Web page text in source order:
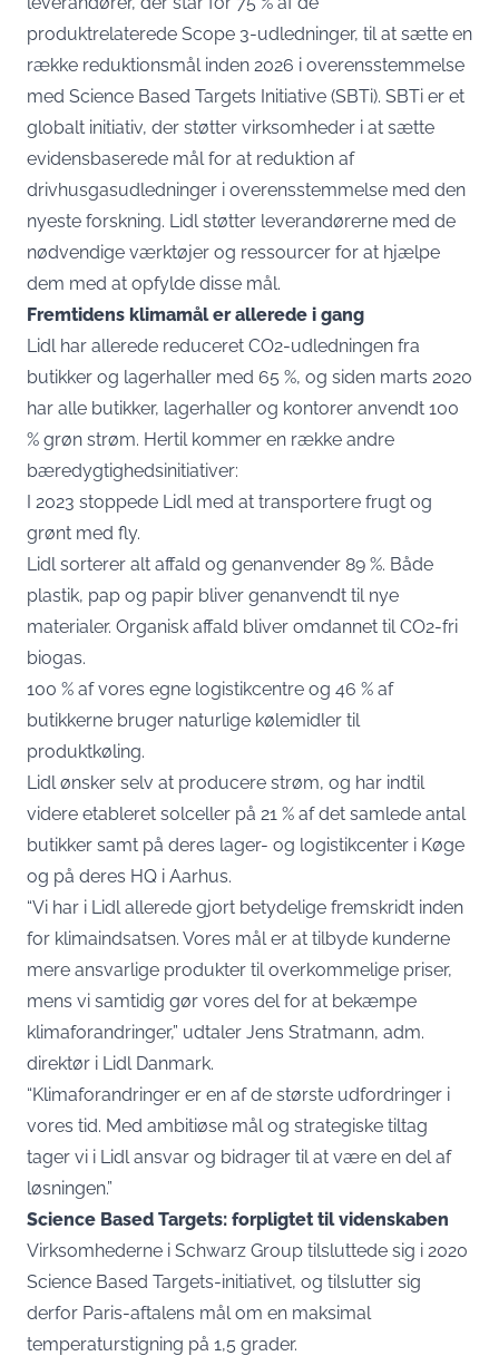
produktrelaterede Scope 3-udledninger, til at sætte en
række reduktionsmål inden 2026 i overensstemmelse
med Science Based Targets Initiative (SBTi). SBTi er et
globalt initiativ, der støtter virksomheder i at sætte
evidensbaserede mål for at reduktion af
drivhusgasudledninger i overensstemmelse med den
nyeste forskning. Lidl støtter leverandørerne med de
nødvendige værktøjer og ressourcer for at hjælpe
dem med at opfylde disse mål.
Fremtidens klimamål er allerede i gang
Lidl har allerede reduceret CO2-udledningen fra
butikker og lagerhaller med 65 %, og siden marts 2020
har alle butikker, lagerhaller og kontorer anvendt 100
% grøn strøm. Hertil kommer en række andre
bæredygtighedsinitiativer:
I 2023 stoppede Lidl med at transportere frugt og
grønt med fly.
Lidl sorterer alt affald og genanvender 89 %. Både
plastik, pap og papir bliver genanvendt til nye
materialer. Organisk affald bliver omdannet til CO2-fri
biogas.
100 % af vores egne logistikcentre og 46 % af
butikkerne bruger naturlige kølemidler til
produktkøling.
Lidl ønsker selv at producere strøm, og har indtil
videre etableret solceller på 21 % af det samlede antal
butikker samt på deres lager- og logistikcenter i Køge
og på deres HQ i Aarhus.
“Vi har i Lidl allerede gjort betydelige fremskridt inden
for klimaindsatsen. Vores mål er at tilbyde kunderne
mere ansvarlige produkter til overkommelige priser,
mens vi samtidig gør vores del for at bekæmpe
klimaforandringer,” udtaler Jens Stratmann, adm.
direktør i Lidl Danmark.
“Klimaforandringer er en af de største udfordringer i
vores tid. Med ambitiøse mål og strategiske tiltag
tager vi i Lidl ansvar og bidrager til at være en del af
løsningen.”
Science Based Targets: forpligtet til videnskaben
Virksomhederne i Schwarz Group tilsluttede sig i 2020
Science Based Targets-initiativet, og tilslutter sig
derfor Paris-aftalens mål om en maksimal
temperaturstigning på 1,5 grader.